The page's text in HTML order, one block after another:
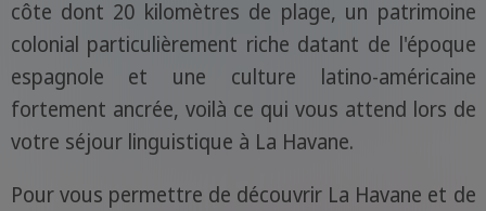
côte dont 20 kilomètres de plage, un patrimoine
colonial particulièrement riche datant de l'époque
espagnole et une culture latino-américaine
fortement ancrée, voilà ce qui vous attend lors de
votre séjour linguistique à La Havane.
Pour vous permettre de découvrir La Havane et de